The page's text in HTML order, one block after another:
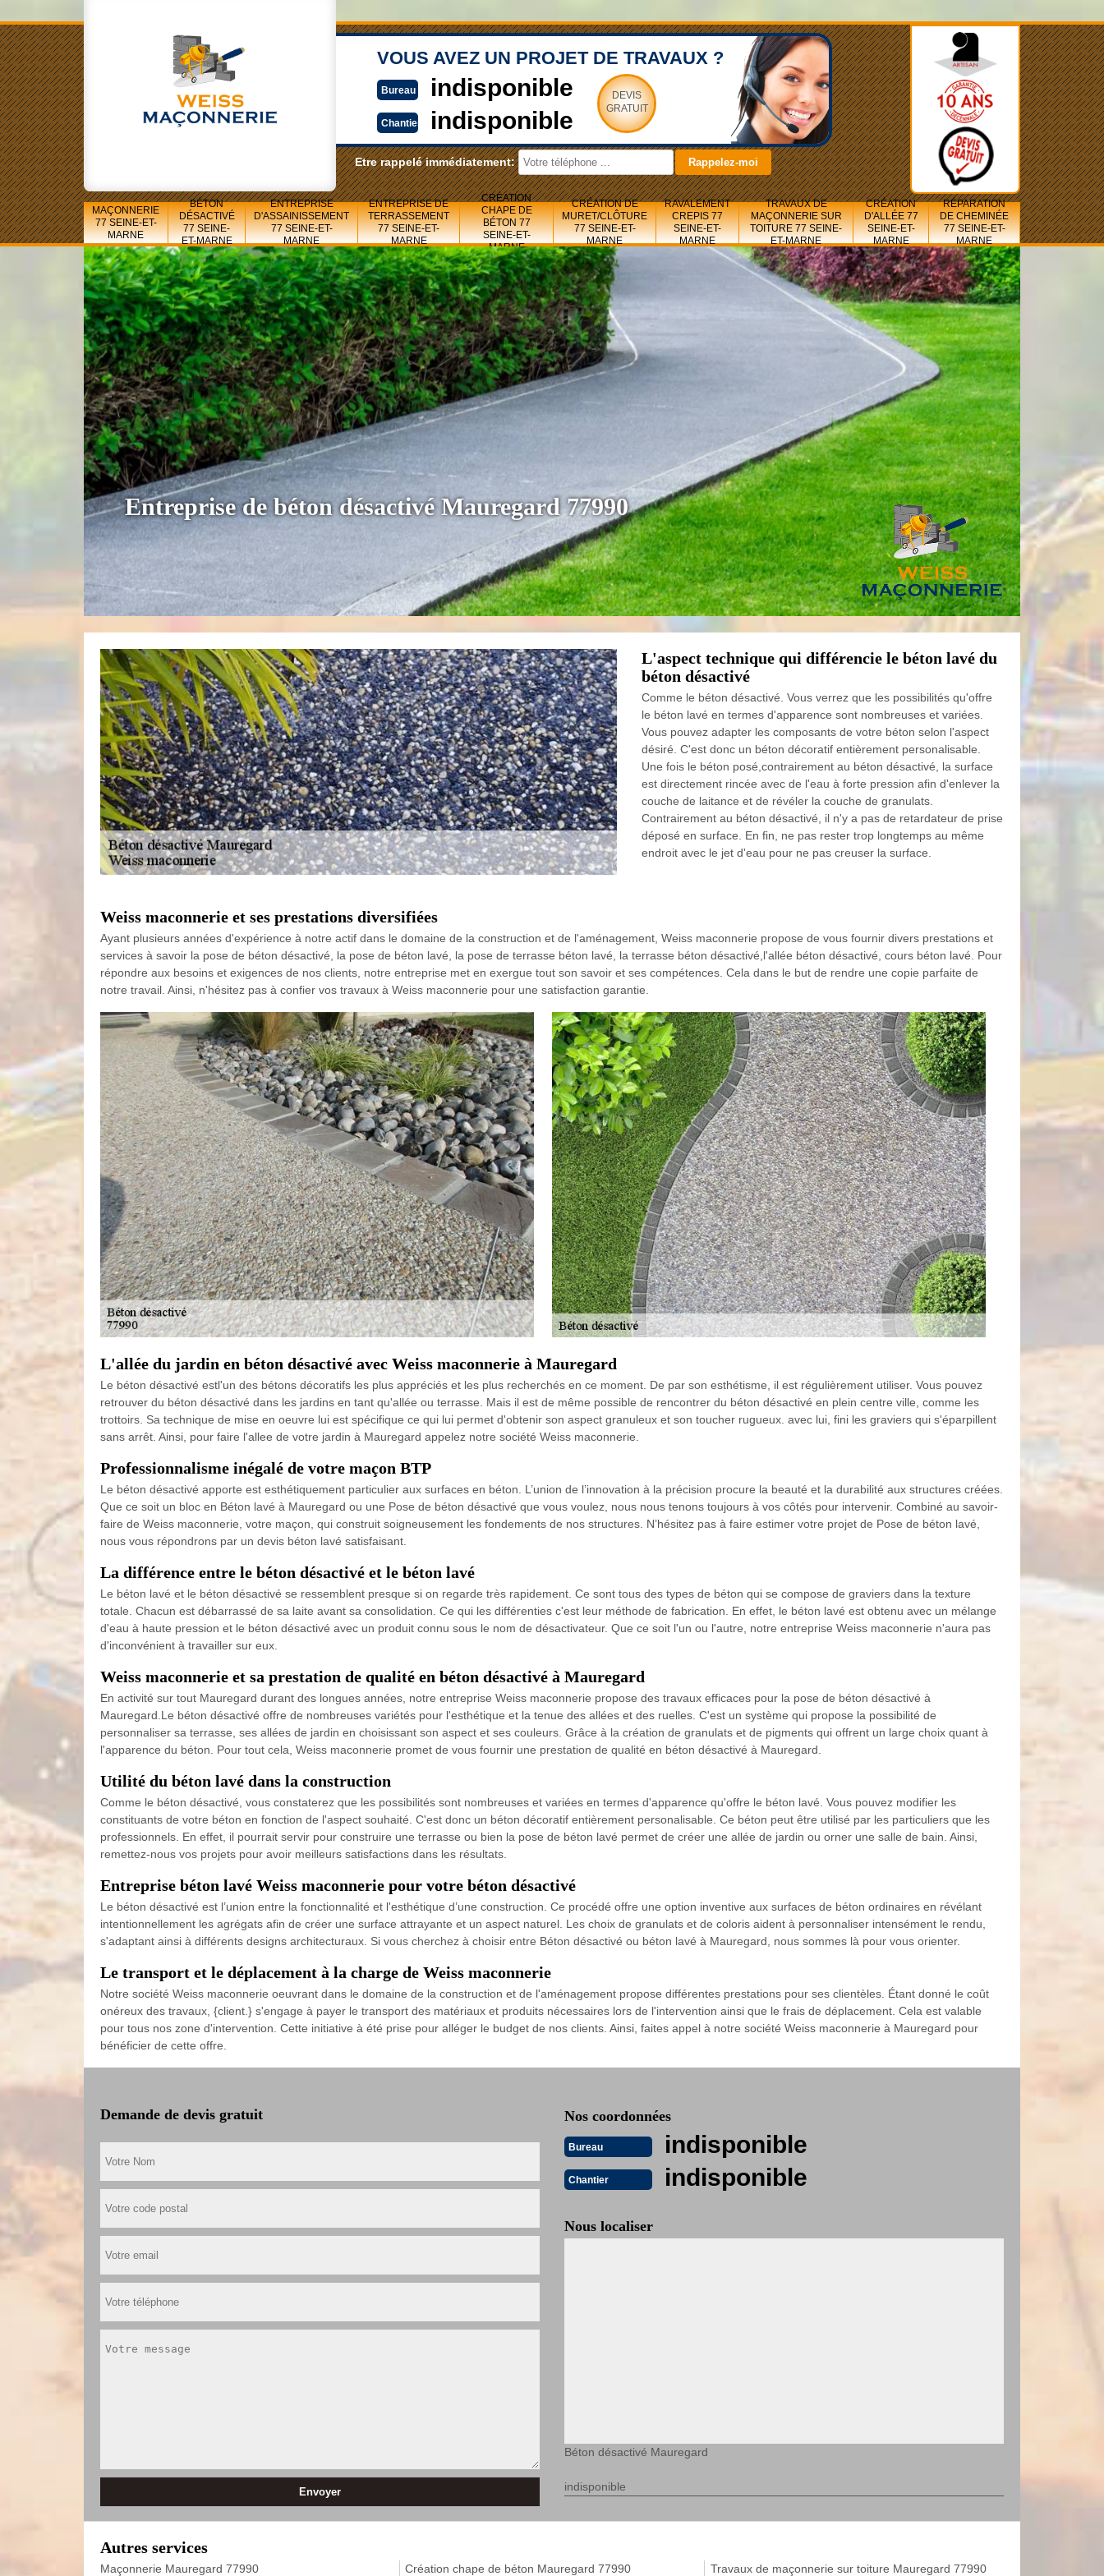
VOUS AVEZ UN PROJET DE TRAVAUX ?
Bureau indisponible
Chantier indisponible
DEVIS
GRATUIT
Etre rappelé immédiatement:
MAÇONNERIE
77 SEINE-ET-
MARNE
BÉTON
DÉSACTIVÉ
77 SEINE-
ET-MARNE
ENTREPRISE
D'ASSAINISSEMENT
77 SEINE-ET-
MARNE
ENTREPRISE DE
TERRASSEMENT
77 SEINE-ET-
MARNE
CRÉATION
CHAPE DE
BÉTON 77
SEINE-ET-
MARNE
CRÉATION DE
MURET/CLÔTURE
77 SEINE-ET-
MARNE
RAVALEMENT
CREPIS 77
SEINE-ET-
MARNE
TRAVAUX DE
MAÇONNERIE SUR
TOITURE 77 SEINE-
ET-MARNE
CRÉATION
D'ALLÉE 77
SEINE-ET-
MARNE
RÉPARATION
DE CHEMINÉE
77 SEINE-ET-
MARNE
Entreprise de béton désactivé Mauregard 77990
L'aspect technique qui différencie le béton lavé du
béton désactivé
Comme le béton désactivé. Vous verrez que les possibilités qu'offre
le béton lavé en termes d'apparence sont nombreuses et variées.
Vous pouvez adapter les composants de votre béton selon l'aspect
désiré. C'est donc un béton décoratif entièrement personalisable.
Une fois le béton posé,contrairement au béton désactivé, la surface
est directement rincée avec de l'eau à forte pression afin d'enlever la
couche de laitance et de révéler la couche de granulats.
Contrairement au béton désactivé, il n'y a pas de retardateur de prise
déposé en surface. En fin, ne pas rester trop longtemps au même
endroit avec le jet d'eau pour ne pas creuser la surface.
Weiss maconnerie et ses prestations diversifiées
Ayant plusieurs années d'expérience à notre actif dans le domaine de la construction et de l'aménagement, Weiss maconnerie propose de vous fournir divers prestations et
services à savoir la pose de béton désactivé, la pose de béton lavé, la pose de terrasse béton lavé, la terrasse béton désactivé,l'allée béton désactivé, cours béton lavé. Pour
répondre aux besoins et exigences de nos clients, notre entreprise met en exergue tout son savoir et ses compétences. Cela dans le but de rendre une copie parfaite de
notre travail. Ainsi, n'hésitez pas à confier vos travaux à Weiss maconnerie pour une satisfaction garantie.
L'allée du jardin en béton désactivé avec Weiss maconnerie à Mauregard
Le béton désactivé estl'un des bétons décoratifs les plus appréciés et les plus recherchés en ce moment. De par son esthétisme, il est régulièrement utiliser. Vous pouvez
retrouver du béton désactivé dans les jardins en tant qu'allée ou terrasse. Mais il est de même possible de rencontrer du béton désactivé en plein centre ville, comme les
trottoirs. Sa technique de mise en oeuvre lui est spécifique ce qui lui permet d'obtenir son aspect granuleux et son toucher rugueux. avec lui, fini les graviers qui s'éparpillent
sans arrêt. Ainsi, pour faire l'allee de votre jardin à Mauregard appelez notre société Weiss maconnerie.
Professionnalisme inégalé de votre maçon BTP
Le béton désactivé apporte est esthétiquement particulier aux surfaces en béton. L’union de l’innovation à la précision procure la beauté et la durabilité aux structures créées.
Que ce soit un bloc en Béton lavé à Mauregard ou une Pose de béton désactivé que vous voulez, nous nous tenons toujours à vos côtés pour intervenir. Combiné au savoir-
faire de Weiss maconnerie, votre maçon, qui construit soigneusement les fondements de nos structures. N’hésitez pas à faire estimer votre projet de Pose de béton lavé,
nous vous répondrons par un devis béton lavé satisfaisant.
La différence entre le béton désactivé et le béton lavé
Le béton lavé et le béton désactivé se ressemblent presque si on regarde très rapidement. Ce sont tous des types de béton qui se compose de graviers dans la texture
totale. Chacun est débarrassé de sa laite avant sa consolidation. Ce qui les différenties c'est leur méthode de fabrication. En effet, le béton lavé est obtenu avec un mélange
d'eau à haute pression et le béton désactivé avec un produit connu sous le nom de désactivateur. Que ce soit l'un ou l'autre, notre entreprise Weiss maconnerie n'aura pas
d'inconvénient à travailler sur eux.
Weiss maconnerie et sa prestation de qualité en béton désactivé à Mauregard
En activité sur tout Mauregard durant des longues années, notre entreprise Weiss maconnerie propose des travaux efficaces pour la pose de béton désactivé à
Mauregard.Le béton désactivé offre de nombreuses variétés pour l'esthétique et la tenue des allées et des ruelles. C'est un système qui propose la possibilité de
personnaliser sa terrasse, ses allées de jardin en choisissant son aspect et ses couleurs. Grâce à la création de granulats et de pigments qui offrent un large choix quant à
l'apparence du béton. Pour tout cela, Weiss maconnerie promet de vous fournir une prestation de qualité en béton désactivé à Mauregard.
Utilité du béton lavé dans la construction
Comme le béton désactivé, vous constaterez que les possibilités sont nombreuses et variées en termes d'apparence qu'offre le béton lavé. Vous pouvez modifier les
constituants de votre béton en fonction de l'aspect souhaité. C'est donc un béton décoratif entièrement personalisable. Ce béton peut être utilisé par les particuliers que les
professionnels. En effet, il pourrait servir pour construire une terrasse ou bien la pose de béton lavé permet de créer une allée de jardin ou orner une salle de bain. Ainsi,
remettez-nous vos projets pour avoir meilleurs satisfactions dans les résultats.
Entreprise béton lavé Weiss maconnerie pour votre béton désactivé
Le béton désactivé est l’union entre la fonctionnalité et l'esthétique d’une construction. Ce procédé offre une option inventive aux surfaces de béton ordinaires en révélant
intentionnellement les agrégats afin de créer une surface attrayante et un aspect naturel. Les choix de granulats et de coloris aident à personnaliser intensément le rendu,
s'adaptant ainsi à différents designs architecturaux. Si vous cherchez à choisir entre Béton désactivé ou béton lavé à Mauregard, nous sommes là pour vous orienter.
Le transport et le déplacement à la charge de Weiss maconnerie
Notre société Weiss maconnerie oeuvrant dans le domaine de la construction et de l'aménagement propose différentes prestations pour ses clientèles. Étant donné le coût
onéreux des travaux, {client.} s'engage à payer le transport des matériaux et produits nécessaires lors de l'intervention ainsi que le frais de déplacement. Cela est valable
pour tous nos zone d'intervention. Cette initiative à été prise pour alléger le budget de nos clients. Ainsi, faites appel à notre société Weiss maconnerie à Mauregard pour
bénéficier de cette offre.
Demande de devis gratuit Nos coordonnées
Bureau indisponible
Chantier indisponible
Nous localiser
Béton désactivé Mauregard
indisponible
Autres services
Maçonnerie Mauregard 77990 Création chape de béton Mauregard 77990 Travaux de maçonnerie sur toiture Mauregard 77990